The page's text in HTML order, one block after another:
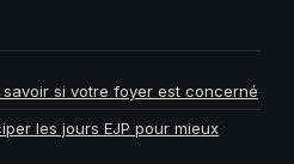
savoir si votre foyer est concerné
les jours EJP pour mieux